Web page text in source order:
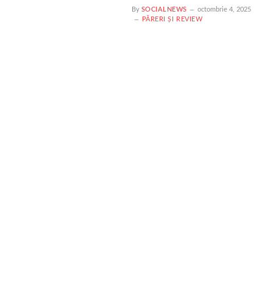
By SOCIALNEWS
octombrie 4, 2025
PĂRERI ȘI REVIEW